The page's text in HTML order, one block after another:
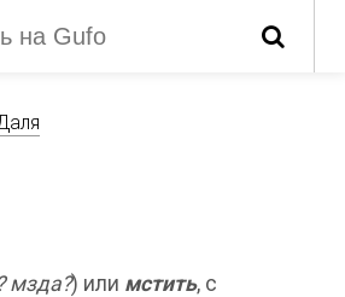
мзда?) или мстить, с